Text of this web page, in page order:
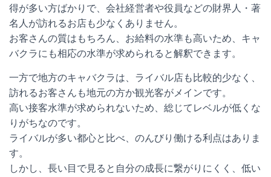
得が多い方ばかりで、会社経営者や役員などの財界人・著
名人が訪れるお店も少なくありません。
お客さんの質はもちろん、お給料の水準も高いため、キャ
バクラにも相応の水準が求められると解釈できます。
一方で地方のキャバクラは、ライバル店も比較的少なく、
訪れるお客さんも地元の方か観光客がメインです。
高い接客水準が求められないため、総じてレベルが低くな
りがちなのです。
ライバルが多い都心と比べ、のんびり働ける利点はありま
す。
しかし、長い目で見ると自分の成長に繋がりにくく、低い